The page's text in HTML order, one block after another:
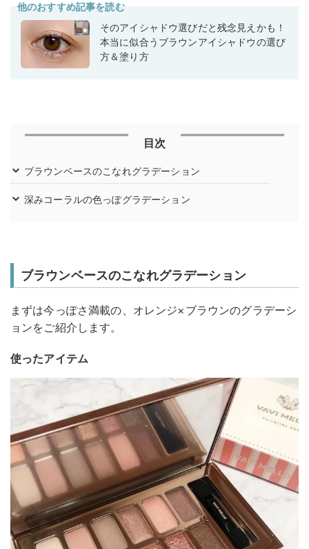
他のおすすめ記事を読む
そのアイシャドウ選びだと残念見えかも！
本当に似合うブラウンアイシャドウの選び
方＆塗り方
目次
ブラウンベースのこなれグラデーション
深みコーラルの色っぽグラデーション
ブラウンベースのこなれグラデーション
まずは今っぽさ満載の、オレンジ×ブラウンのグラデーシ
ョンをご紹介します。
使ったアイテム